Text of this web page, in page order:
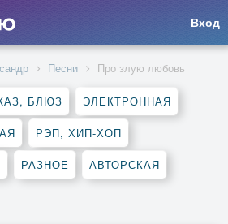
Вход
Песни Про злую любовь
БЛЮЗ ЭЛЕКТРОННАЯ
РЭП, ХИП-ХОП
РАЗНОЕ АВТОРСКАЯ